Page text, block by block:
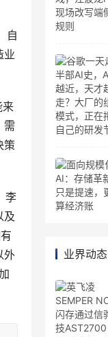
自
业
来
需
策
李
及
外
业界动态